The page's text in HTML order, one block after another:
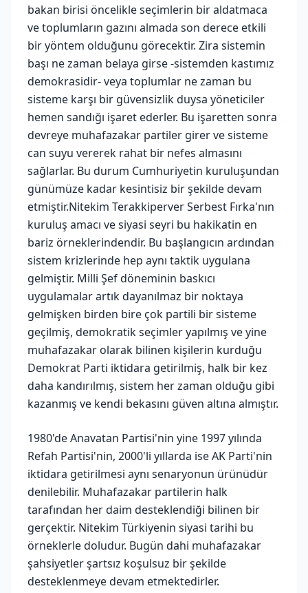
bakan birisi öncelikle seçimlerin bir aldatmaca
ve toplumların gazını almada son derece etkili
bir yöntem olduğunu görecektir. Zira sistemin
başı ne zaman belaya girse -sistemden kastımız
demokrasidir- veya toplumlar ne zaman bu
sisteme karşı bir güvensizlik duysa yöneticiler
hemen sandığı işaret ederler. Bu işaretten sonra
devreye muhafazakar partiler girer ve sisteme
can suyu vererek rahat bir nefes almasını
sağlarlar. Bu durum Cumhuriyetin kuruluşundan
günümüze kadar kesintisiz bir şekilde devam
etmiştir.Nitekim Terakkiperver Serbest Fırka'nın
kuruluş amacı ve siyasi seyri bu hakikatin en
bariz örneklerindendir. Bu başlangıcın ardından
sistem krizlerinde hep aynı taktik uygulana
gelmiştir. Milli Şef döneminin baskıcı
uygulamalar artık dayanılmaz bir noktaya
gelmişken birden bire çok partili bir sisteme
geçilmiş, demokratik seçimler yapılmış ve yine
muhafazakar olarak bilinen kişilerin kurduğu
Demokrat Parti iktidara getirilmiş, halk bir kez
daha kandırılmış, sistem her zaman olduğu gibi
kazanmış ve kendi bekasını güven altına almıştır.
1980'de Anavatan Partisi'nin yine 1997 yılında
Refah Partisi'nin, 2000'li yıllarda ise AK Parti'nin
iktidara getirilmesi aynı senaryonun ürünüdür
denilebilir. Muhafazakar partilerin halk
tarafından her daim desteklendiği bilinen bir
gerçektir. Nitekim Türkiyenin siyasi tarihi bu
örneklerle doludur. Bugün dahi muhafazakar
şahsiyetler şartsız koşulsuz bir şekilde
desteklenmeye devam etmektedirler.